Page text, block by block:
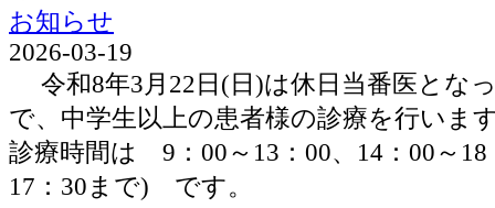
お知らせ
2026-03-19
令和8年3月22日(日)は休日当番医とな
で、中学生以上の患者様の診療を行いま
診療時間は 9：00～13：00、14：00～
17：30まで) です。